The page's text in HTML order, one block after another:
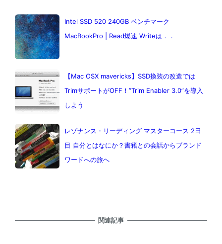
Intel SSD 520 240GB ベンチマーク
MacBookPro | Read爆速 Writeは．．
【Mac OSX mavericks】SSD換装の改造では
TrimサポートがOFF！”Trim Enabler 3.0”を導入
しよう
レゾナンス・リーディング マスターコース 2日
目 自分とはなにか？書籍との会話からブランド
ワードへの旅へ
関連記事